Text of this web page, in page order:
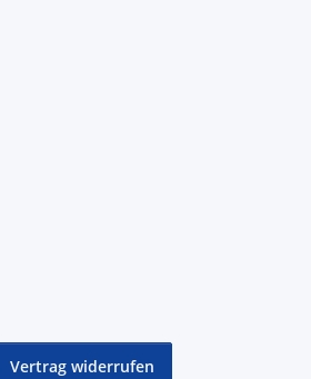
Vertrag widerrufen